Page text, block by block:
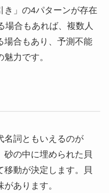
き」の4パターンが存在
場合もあれば、複数人
場合もあり、予測不能
力です。
名詞ともいえるのが
砂の中に埋められた貝
移動が決定します。貝
あります。